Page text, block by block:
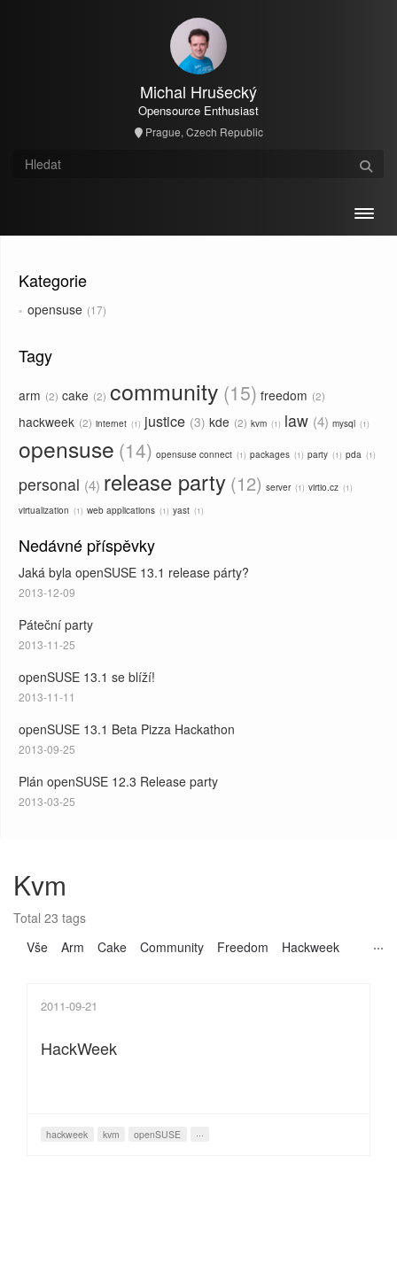
Michal Hrušecký
Opensource Enthusiast
Prague, Czech Republic
Kategorie
opensuse 17
Tagy
arm 2 cake 2 community 15 freedom 2
hackweek 2 internet 1 justice 3 kde 2 kvm 1 law 4 mysql 1
opensuse 14 opensuse connect 1 packages 1 party 1 pda 1
personal 4 release party 12 server 1 virtio.cz 1
virtualization 1 web applications 1 yast 1
Nedávné příspěvky
Jaká byla openSUSE 13.1 release párty?
2013-12-09
Páteční party
2013-11-25
openSUSE 13.1 se blíží!
2013-11-11
openSUSE 13.1 Beta Pizza Hackathon
2013-09-25
Plán openSUSE 12.3 Release party
2013-03-25
Kvm
Total 23 tags
Vše
Arm Cake Community Freedom Hackweek
2011-09-21
HackWeek
hackweek kvm openSUSE ···